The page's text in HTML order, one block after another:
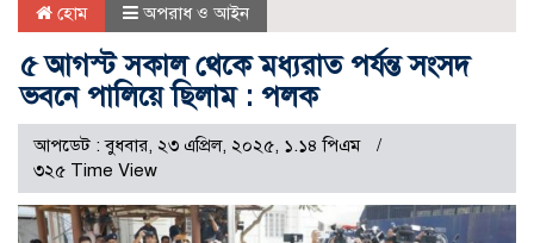
হোম অপরাধ ও আইন
৫ আগস্ট সকাল থেকে মধ্যরাত পর্যন্ত সংসদ
ভবনে পালিয়ে ছিলাম : পলক
আপডেট : বুধবার, ২৩ এপ্রিল, ২০২৫, ১.১৪ পিএম
৩২৫ Time View